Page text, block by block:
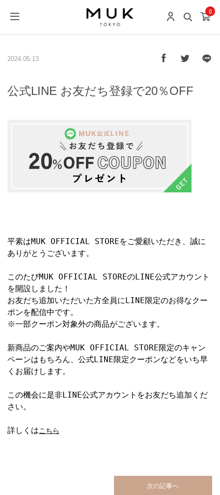
0
2024.05.13
公式LINE お友だち登録で20％OFF
平素はMUK OFFICIAL STOREをご愛顧いただき、誠に
ありがとうございます。
このたびMUK OFFICIAL STOREのLINE公式アカウント
を開設しました！
お友だち追加いただいた方全員にLINE限定のお得なクー
ポンを配信中です。
※一部クーポン対象外の商品がございます。
新商品のご案内やMUK OFFICIAL STORE限定のキャン
ペーンはもちろん、公式LINE限定クーポンなどをいち早
くお届けします。
この機会に是非LINE公式アカウントをお友だち追加くだ
さい。
詳しくはこちら
次の記事へ